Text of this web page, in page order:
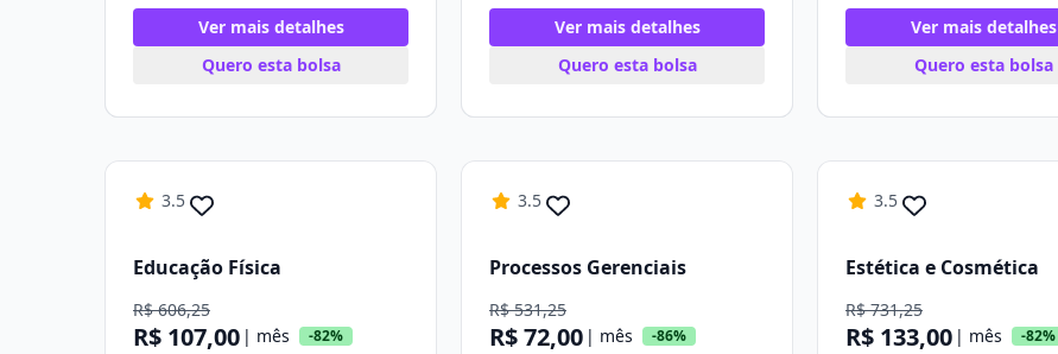
Ver mais detalhes
Quero esta bolsa
Ver mais detalhes
Quero esta bolsa
Ver mais detalhes
Quero esta bolsa
3.5
Educação Física
R$ 606,25
R$ 107,00 | mês -82%
3.5
Processos Gerenciais
R$ 531,25
R$ 72,00 | mês -86%
3.5
Estética e Cosmética
R$ 731,25
R$ 133,00 | mês -82%